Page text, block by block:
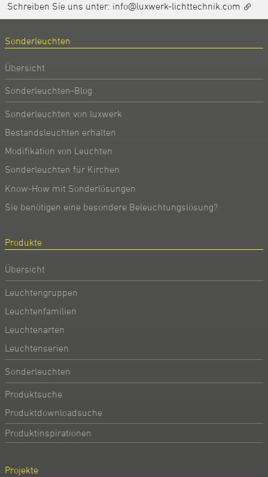
Schreiben Sie uns unter: info@luxwerk-lichttechnik.com
Sonderleuchten
Übersicht
Sonderleuchten-Blog
Sonderleuchten von luxwerk
Bestandsleuchten erhalten
Modifikation von Leuchten
Sonderleuchten für Kirchen
Know-How mit Sonderlösungen
Sie benötigen eine besondere Beleuchtungslösung?
Produkte
Übersicht
Leuchtengruppen
Leuchtenfamilien
Leuchtenarten
Leuchtenserien
Sonderleuchten
Produktsuche
Produktdownloadsuche
Produktinspirationen
Projekte